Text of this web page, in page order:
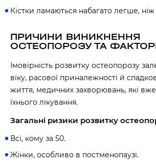
Кістки ламаються набагато легше, ніж
ПРИЧИНИ ВИНИКНЕННЯ
ОСТЕОПОРОЗУ ТА
Імовірність розвитку остеопорозу
віку, расової приналежності й
життя, медичних захворювань, які вже
їхнього лікування.
Загальні ризики розвитку
Всі, кому за 50.
Жінки, особливо в постменопаузі.